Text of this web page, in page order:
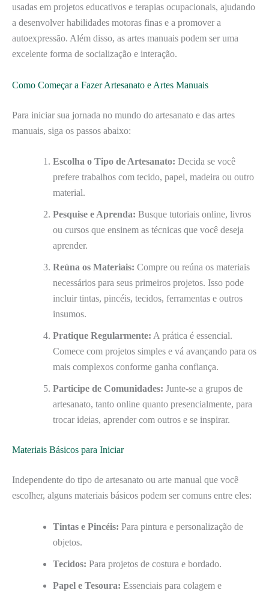
usadas em projetos educativos e terapias ocupacionais, ajudando
a desenvolver habilidades motoras finas e a promover a
autoexpressão. Além disso, as artes manuais podem ser uma
excelente forma de socialização e interação.
Como Começar a Fazer Artesanato e Artes Manuais
Para iniciar sua jornada no mundo do artesanato e das artes
manuais, siga os passos abaixo:
Escolha o Tipo de Artesanato: Decida se você
prefere trabalhos com tecido, papel, madeira ou outro
material.
Pesquise e Aprenda: Busque tutoriais online, livros
ou cursos que ensinem as técnicas que você deseja
aprender.
Reúna os Materiais: Compre ou reúna os materiais
necessários para seus primeiros projetos. Isso pode
incluir tintas, pincéis, tecidos, ferramentas e outros
insumos.
Pratique Regularmente: A prática é essencial.
Comece com projetos simples e vá avançando para os
mais complexos conforme ganha confiança.
Participe de Comunidades: Junte-se a grupos de
artesanato, tanto online quanto presencialmente, para
trocar ideias, aprender com outros e se inspirar.
Materiais Básicos para Iniciar
Independente do tipo de artesanato ou arte manual que você
escolher, alguns materiais básicos podem ser comuns entre eles:
Tintas e Pincéis: Para pintura e personalização de
objetos.
Tecidos: Para projetos de costura e bordado.
Papel e Tesoura: Essenciais para colagem e